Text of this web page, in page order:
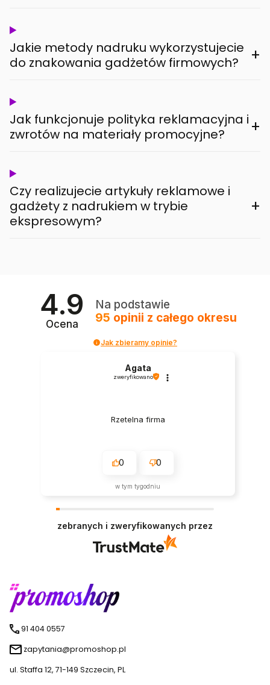
Jakie metody nadruku wykorzystujecie
do znakowania gadżetów firmowych?
+
Jak funkcjonuje polityka reklamacyjna i
zwrotów na materiały promocyjne?
+
Czy realizujecie artykuły reklamowe i
gadżety z nadrukiem w trybie
ekspresowym?
+
4.9
Ocena
Na podstawie
95 opinii z całego okresu
Jak zbieramy opinie?
Agata
zweryfikowano
Rzetelna firma
0 0
w tym tygodniu
zebranych i zweryfikowanych przez
91 404 0557
zapytania@promoshop.pl
ul. Staffa 12, 71-149 Szczecin, PL